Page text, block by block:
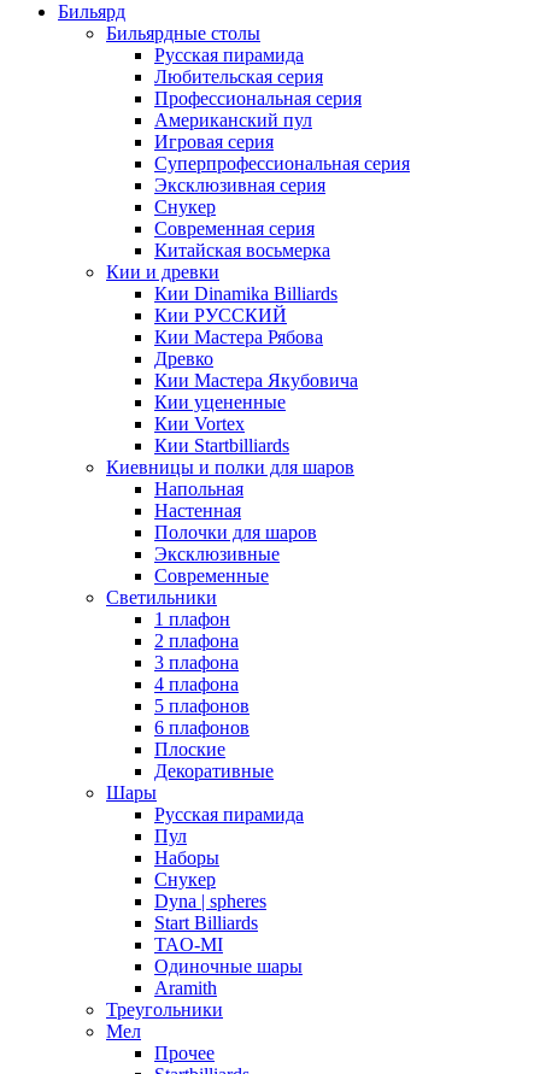
Бильярд
Бильярдные столы
Русская пирамида
Любительская серия
Профессиональная серия
Американский пул
Игровая серия
Суперпрофессиональная серия
Эксклюзивная серия
Снукер
Современная серия
Китайская восьмерка
Кии и древки
Кии Dinamika Billiards
Кии РУССКИЙ
Кии Мастера Рябова
Древко
Кии Мастера Якубовича
Кии уцененные
Кии Vortex
Кии Startbilliards
Киевницы и полки для шаров
Напольная
Настенная
Полочки для шаров
Эксклюзивные
Современные
Светильники
1 плафон
2 плафона
3 плафона
4 плафона
5 плафонов
6 плафонов
Плоские
Декоративные
Шары
Русская пирамида
Пул
Наборы
Снукер
Dyna | spheres
Start Billiards
TAO-MI
Одиночные шары
Aramith
Треугольники
Мел
Прочее